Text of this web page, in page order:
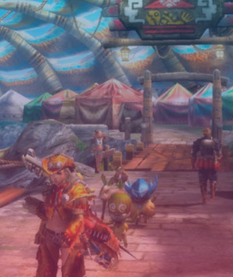
REPORTAJES